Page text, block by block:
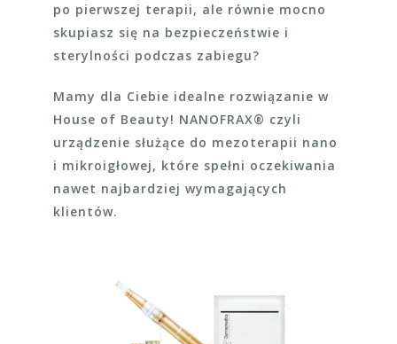
po pierwszej terapii, ale równie mocno
skupiasz się na bezpieczeństwie i
sterylności podczas zabiegu?
Mamy dla Ciebie idealne rozwiązanie w
House of Beauty! NANOFRAX® czyli
urządzenie służące do mezoterapii nano
i mikroigłowej, które spełni oczekiwania
nawet najbardziej wymagających
klientów.